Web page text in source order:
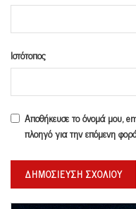
Ιστότοπος
Αποθήκευσε το όνομά μου,
πλοηγό για την επόμενη